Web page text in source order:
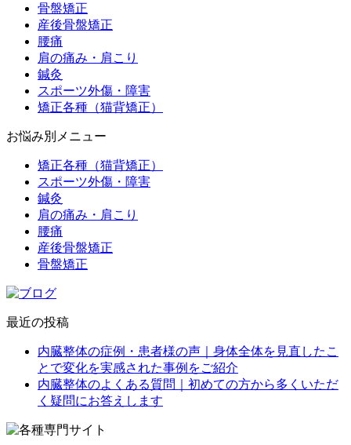
骨盤矯正
産後骨盤矯正
腰痛
肩の痛み・肩こり
鍼灸
スポーツ外傷・障害
矯正各種（猫背矯正）
お悩み別メニュー
矯正各種（猫背矯正）
スポーツ外傷・障害
鍼灸
肩の痛み・肩こり
腰痛
産後骨盤矯正
骨盤矯正
最近の投稿
内臓整体の症例・患者様の声｜身体全体を見直したこ
とで変化を実感された事例をご紹介
内臓整体のよくある質問｜初めての方から多くいただ
く疑問にお答えします